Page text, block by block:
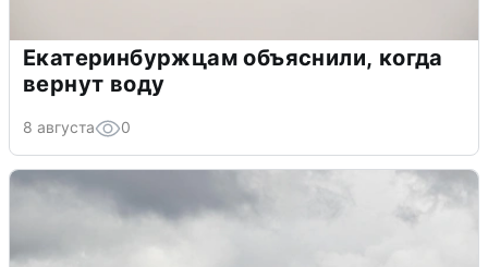
Екатеринбуржцам объяснили, когда
вернут воду
8 августа 0